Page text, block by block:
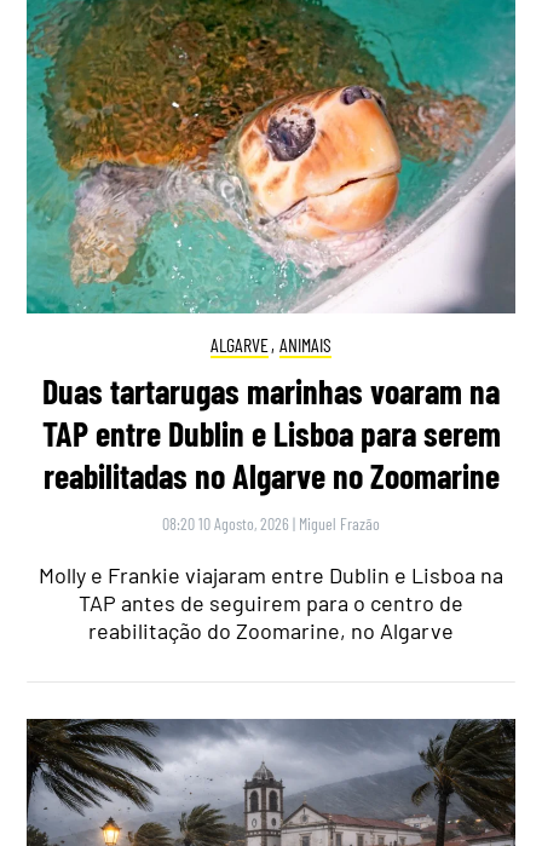
ALGARVE, ANIMAIS
Duas tartarugas marinhas voaram na
TAP entre Dublin e Lisboa para serem
reabilitadas no Algarve no Zoomarine
08:20 10 Agosto, 2026 | Miguel Frazão
Molly e Frankie viajaram entre Dublin e Lisboa na
TAP antes de seguirem para o centro de
reabilitação do Zoomarine, no Algarve